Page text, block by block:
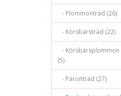
- Plommonträd (26)
- Körsbärsträd (22)
- Körsbärsplommon
(5)
- Päronträd (27)